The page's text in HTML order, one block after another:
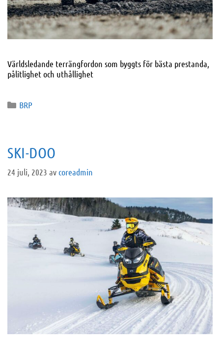
Världsledande terrängfordon som byggts för bästa prestanda,
pålitlighet och uthållighet
BRP
SKI-DOO
24 juli, 2023 avcoreadmin